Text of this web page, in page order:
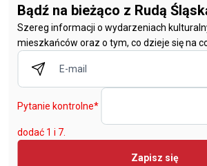
Bądź na bieżąco z Rudą
Szereg informacji o wydarzeniach
mieszkańców oraz o tym, co dzieje się na
Pytanie kontrolne*
dodać 1 i 7.
Zapisz się